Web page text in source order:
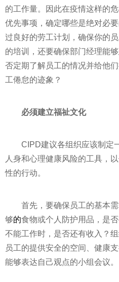
的工作量。因此在疫情这样的
优先事项，确定哪些是绝对必
过良好的劳工计划，确保你的
的培训，还要确保部门经理能
否定期了解员工的情况并给他
工倦怠的迹象？
必须建立福祉文化
CIPD建议各组织应该制定
人身和心理健康风险的工具，
性的行动。
首先，要确保员工的基本
够的食物或个人防护用品，是
不能工作时，是否还有收入？
员工的提供安全的空间、健康
能够表达自己观点的小组会议。